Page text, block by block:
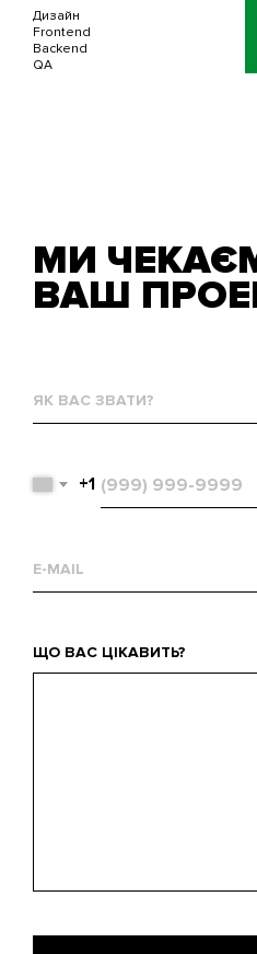
Дизайн
Frontend
Backend
QA
МИ
ВАШ
вас
Телефон
+1
WЩо
вас
ЩО ВАС ЦІКАВИТЬ?
Додати
Лише